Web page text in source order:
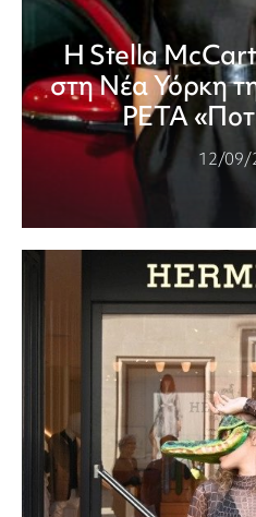
Η Stella
στη Νέα Υόρκη
PETA
12/09/